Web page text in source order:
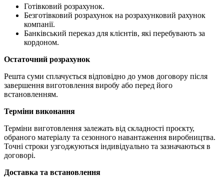
Готівковий розрахунок.
Безготівковий розрахунок на розрахунковий рахунок
компанії.
Банківський переказ для клієнтів, які перебувають за
кордоном.
Остаточний розрахунок
Решта суми сплачується відповідно до умов договору після
завершення виготовлення виробу або перед його
встановленням.
Терміни виконання
Терміни виготовлення залежать від складності проєкту,
обраного матеріалу та сезонного навантаження виробництва.
Точні строки узгоджуються індивідуально та зазначаються в
договорі.
Доставка та встановлення